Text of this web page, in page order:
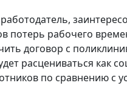
потерь рабочего
договор с
расцениваться как
по сравнению с